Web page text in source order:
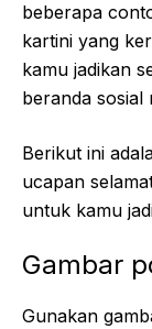
beberapa
kartini yang
kamu jadikan
beranda sosial
Berikut ini
ucapan
untuk kamu
Gambar
Gunakan